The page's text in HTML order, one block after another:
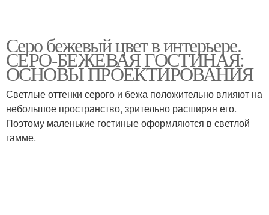
Серо бежевый цвет в интерьере.
СЕРО-БЕЖЕВАЯ ГОСТИНАЯ:
ОСНОВЫ ПРОЕКТИРОВАНИЯ
Светлые оттенки серого и бежа положительно влияют на
небольшое пространство, зрительно расширяя его.
Поэтому маленькие гостиные оформляются в светлой
гамме.